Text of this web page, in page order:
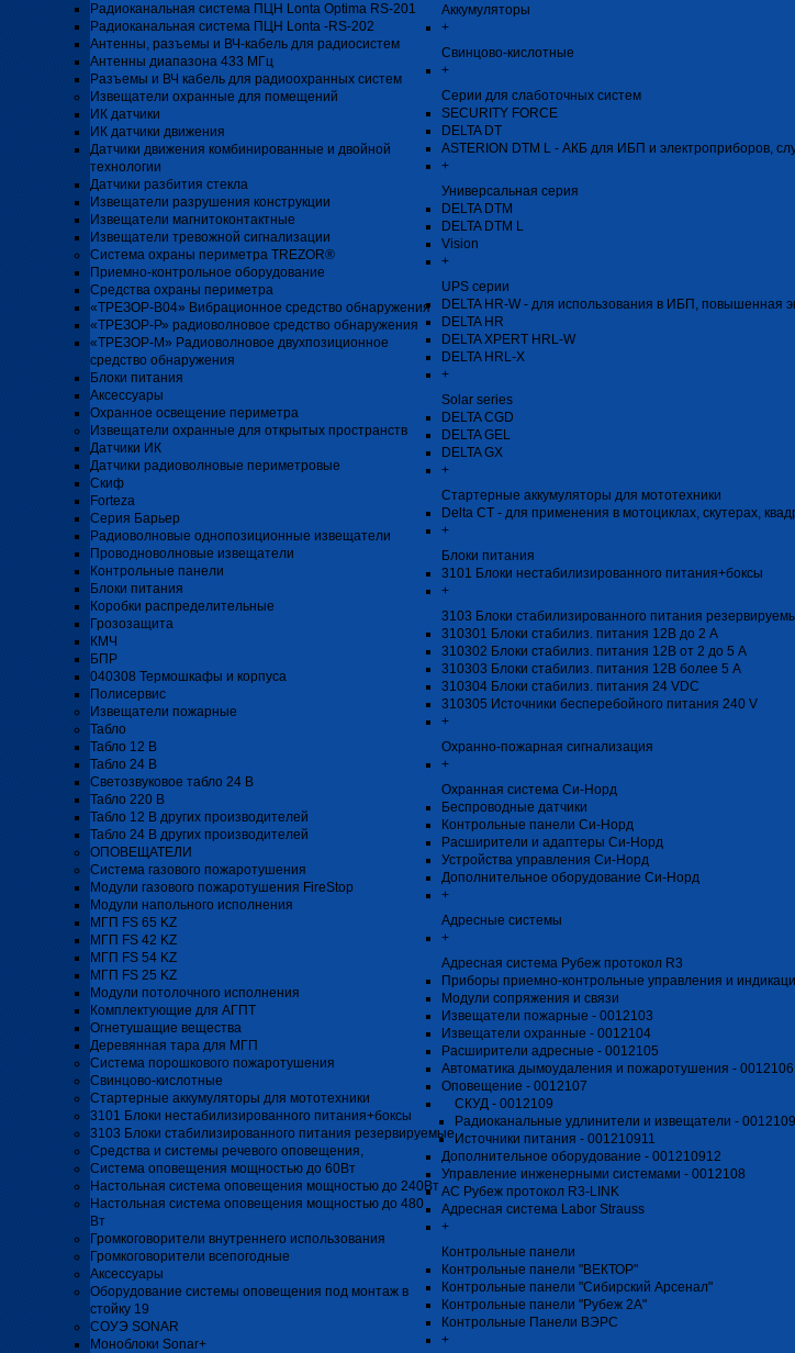
Радиоканальная система ПЦН Lonta Optima RS-201
Радиоканальная система ПЦН Lonta -RS-202
Антенны, разъемы и ВЧ-кабель для радиосистем
Антенны диапазона 433 МГц
Разъемы и ВЧ кабель для радиоохранных систем
Извещатели охранные для помещений
ИК датчики
ИК датчики движения
Датчики движения комбинированные и двойной
технологии
Датчики разбития стекла
Извещатели разрушения конструкции
Извещатели магнитоконтактные
Извещатели тревожной сигнализации
Система охраны периметра TREZOR®
Приемно-контрольное оборудование
Средства охраны периметра
«ТРЕЗОР-В04» Вибрационное средство обнаружения
«ТРЕЗОР-Р» радиоволновое средство обнаружения
«ТРЕЗОР-М» Радиоволновое двухпозиционное
средство обнаружения
Блоки питания
Аксессуары
Охранное освещение периметра
Извещатели охранные для открытых пространств
Датчики ИК
Датчики радиоволновые периметровые
Скиф
Forteza
Серия Барьер
Радиоволновые однопозиционные извещатели
Проводноволновые извещатели
Контрольные панели
Блоки питания
Коробки распределительные
Грозозащита
КМЧ
БПР
040308 Термошкафы и корпуса
Полисервис
Извещатели пожарные
Табло
Табло 12 В
Табло 24 В
Светозвуковое табло 24 В
Табло 220 В
Табло 12 В других производителей
Табло 24 В других производителей
ОПОВЕЩАТЕЛИ
Система газового пожаротушения
Модули газового пожаротушения FireStop
Модули напольного исполнения
МГП FS 65 KZ
МГП FS 42 KZ
МГП FS 54 KZ
МГП FS 25 KZ
Модули потолочного исполнения
Комплектующие для АГПТ
Огнетушащие вещества
Деревянная тара для МГП
Система порошкового пожаротушения
Свинцово-кислотные
Стартерные аккумуляторы для мототехники
3101 Блоки нестабилизированного питания+боксы
3103 Блоки стабилизированного питания резервируемые
Средства и системы речевого оповещения,
Система оповещения мощностью до 60Вт
Настольная система оповещения мощностью до 240Вт
Настольная система оповещения мощностью до 480
Вт
Громкоговорители внутреннего использования
Громкоговорители всепогодные
Аксессуары
Оборудование системы оповещения под монтаж в
стойку 19
СОУЭ SONAR
Моноблоки Sonar+
Аккумуляторы
+
Свинцово-кислотные
+
Серии для слаботочных систем
SECURITY FORCE
DELTA DT
ASTERION DTM L - АКБ для ИБП и электроприборов,
+
Универсальная серия
DELTA DTM
DELTA DTM L
Vision
+
UPS серии
DELTA HR-W - для использования в ИБП, повышенная
DELTA HR
DELTA XPERT HRL-W
DELTA HRL-Х
+
Solar series
DELTA CGD
DELTA GEL
DELTA GX
+
Стартерные аккумуляторы для мототехники
Delta CT - для применения в мотоциклах, скутерах,
+
Блоки питания
3101 Блоки нестабилизированного питания+боксы
+
3103 Блоки стабилизированного питания
310301 Блоки стабилиз. питания 12В до 2 А
310302 Блоки стабилиз. питания 12В от 2 до 5 А
310303 Блоки стабилиз. питания 12В более 5 А
310304 Блоки стабилиз. питания 24 VDC
310305 Источники бесперебойного питания 240 V
+
Охранно-пожарная сигнализация
+
Охранная система Си-Норд
Беспроводные датчики
Контрольные панели Си-Норд
Расширители и адаптеры Си-Норд
Устройства управления Си-Норд
Дополнительное оборудование Си-Норд
+
Адресные системы
+
Адресная система Рубеж протокол R3
Приборы приемно-контрольные управления и
Модули сопряжения и связи
Извещатели пожарные - 0012103
Извещатели охранные - 0012104
Расширители адресные - 0012105
Автоматика дымоудаления и пожаротушения - 0012106
Оповещение - 0012107
СКУД - 0012109
Радиоканальные удлинители и извещатели -
Источники питания - 001210911
Дополнительное оборудование - 001210912
Управление инженерными системами - 0012108
АС Рубеж протокол R3-LINK
Адресная система Labor Strauss
+
Контрольные панели
Контрольные панели "ВЕКТОР"
Контрольные панели "Сибирский Арсенал"
Контрольные панели "Рубеж 2А"
Контрольные Панели ВЭРС
+